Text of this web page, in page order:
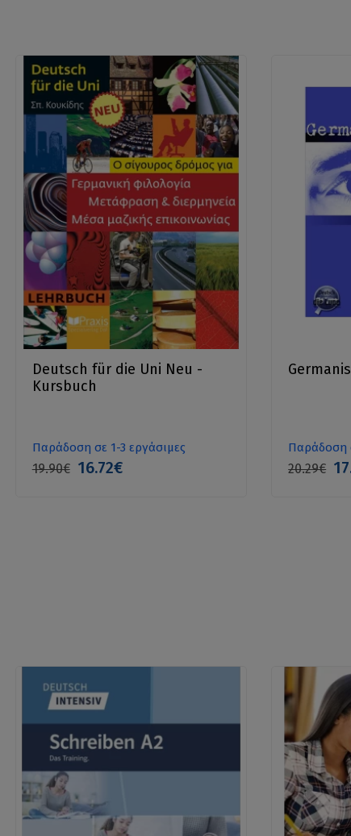
Deutsch für die Uni Neu -
Kursbuch
Παράδοση σε 1-3 εργάσιμες
19.90€ 16.72€
Παράδοση
20.29€